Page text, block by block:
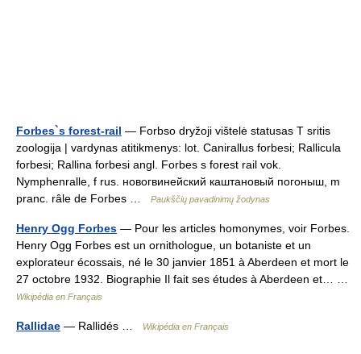
Forbes`s forest-rail — Forbso dryžoji vištelė statusas T sritis
zoologija | vardynas atitikmenys: lot. Canirallus forbesi; Rallicula
forbesi; Rallina forbesi angl. Forbes s forest rail vok.
Nymphenralle, f rus. новогвинейский каштановый погоныш, m
pranc. râle de Forbes …
Paukščių pavadinimų žodynas
Henry Ogg Forbes — Pour les articles homonymes, voir Forbes.
Henry Ogg Forbes est un ornithologue, un botaniste et un
explorateur écossais, né le 30 janvier 1851 à Aberdeen et mort le
27 octobre 1932. Biographie Il fait ses études à Aberdeen et… …
Wikipédia en Français
Rallidae — Rallidés … Wikipédia en Français